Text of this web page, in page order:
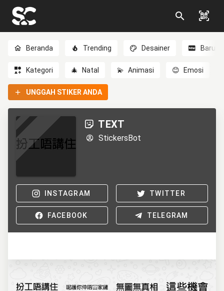
Beranda Trending Desainer Baru
Kategori 🎄 Natal 💫 Animasi 😊 Emosi
UNGGAH STIKER ANDA
TEXT
StickersBot
INSTAGRAM TWITTER
FACEBOOK TELEGRAM